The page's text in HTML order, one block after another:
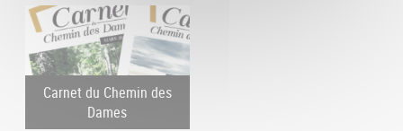
Carnet du Chemin des
Dames